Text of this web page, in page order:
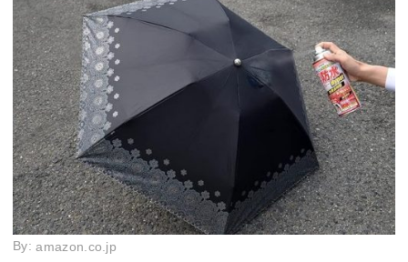
By:amazon.co.jp